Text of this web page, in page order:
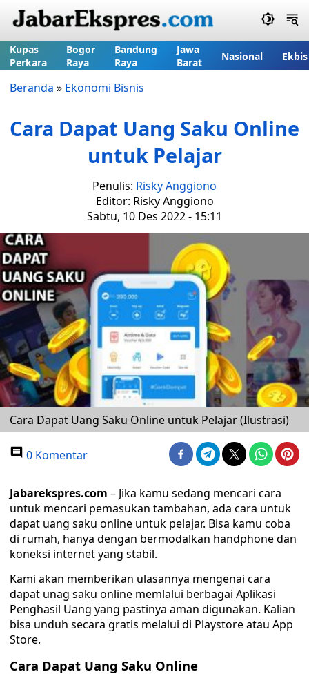
Kupas
Perkara
Bogor
Raya
Bandung
Raya
Jawa
Barat
Nasional Ekbis
Beranda » Ekonomi Bisnis
Cara Dapat Uang Saku Online
untuk Pelajar
Penulis: Risky Anggiono
Editor: Risky Anggiono
Sabtu, 10 Des 2022 - 15:11
Cara Dapat Uang Saku Online untuk Pelajar (Ilustrasi)
0 Komentar
Jabarekspres.com – Jika kamu sedang mencari cara
untuk mencari pemasukan tambahan, ada cara untuk
dapat uang saku online untuk pelajar. Bisa kamu coba
di rumah, hanya dengan bermodalkan handphone dan
koneksi internet yang stabil.
Kami akan memberikan ulasannya mengenai cara
dapat unag saku online memlalui berbagai Aplikasi
Penghasil Uang yang pastinya aman digunakan. Kalian
bisa unduh secara gratis melalui di Playstore atau App
Store.
Cara Dapat Uang Saku Online